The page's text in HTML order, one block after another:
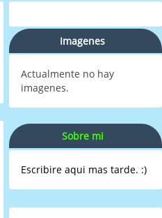
Imagenes
Actualmente no hay
imagenes.
Sobre mi
Escribire aqui mas tarde. :)